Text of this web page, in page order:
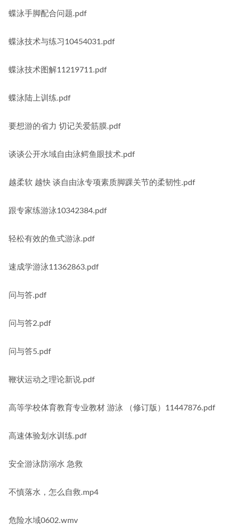
蝶泳手脚配合问题.pdf
蝶泳技术与练习10454031.pdf
蝶泳技术图解11219711.pdf
蝶泳陆上训练.pdf
要想游的省力 切记关爱筋膜.pdf
谈谈公开水域自由泳鳄鱼眼技术.pdf
越柔软 越快 谈自由泳专项素质脚踝关节的柔韧性.pdf
跟专家练游泳10342384.pdf
轻松有效的鱼式游泳.pdf
速成学游泳11362863.pdf
问与答.pdf
问与答2.pdf
问与答5.pdf
鞭状运动之理论新说.pdf
高等学校体育教育专业教材 游泳 （修订版）11447876.pdf
高速体验划水训练.pdf
安全游泳防溺水 急救
不慎落水，怎么自救.mp4
危险水域0602.wmv